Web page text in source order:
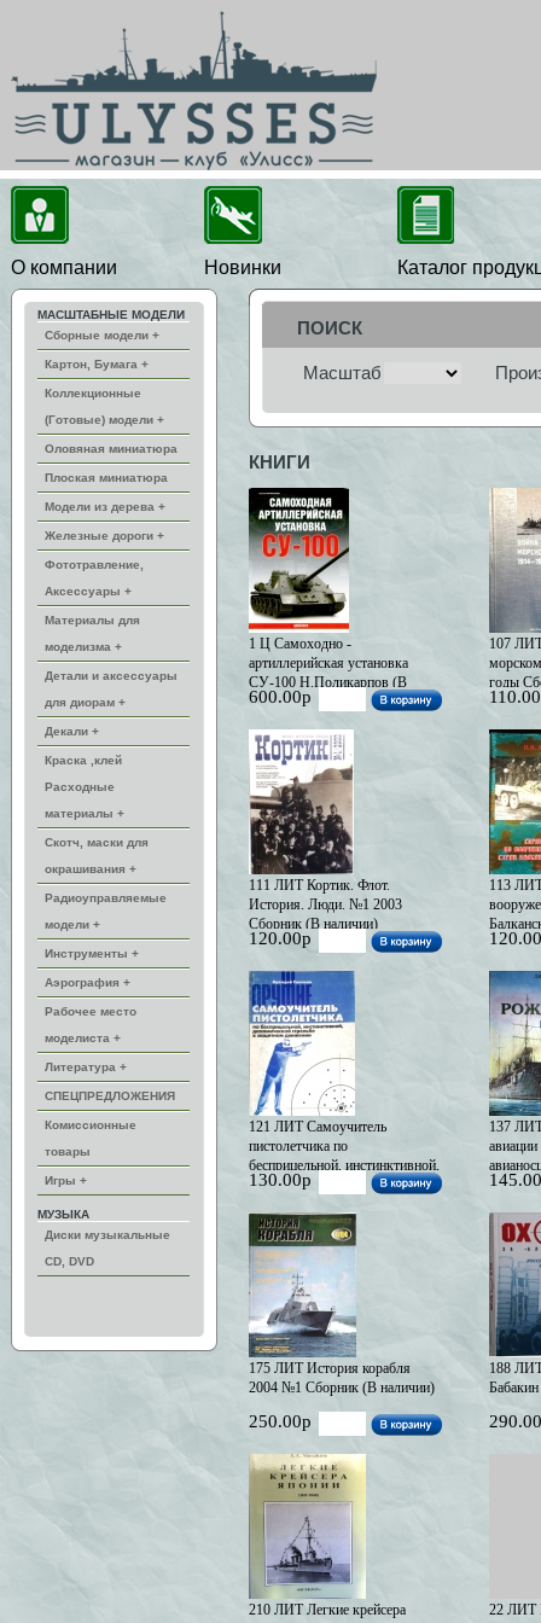
О компании Новинки Каталог
МАСШТАБНЫЕ МОДЕЛИ
Сборные модели +
Картон, Бумага +
Коллекционные
(Готовые) модели +
Оловяная миниатюра
Плоская миниатюра
Модели из дерева +
Железные дороги +
Фототравление,
Аксессуары +
Материалы для
моделизма +
Детали и аксессуары
для диорам +
Декали +
Краска ,клей
Расходные
материалы +
Скотч, маски для
окрашивания +
Радиоуправляемые
модели +
Инструменты +
Аэрография +
Рабочее место
моделиста +
Литература +
СПЕЦПРЕДЛОЖЕНИЯ
Комиссионные
товары
Игры +
МУЗЫКА
Диски музыкальные
CD, DVD
ПОИСК
Масштаб
КНИГИ
1 Ц Самоходно -
артиллерийская установка
СУ-100 Н.Поликарпов (В
наличии)
600.00р
107
годы
111 ЛИТ Кортик. Флот.
История. Люди. №1 2003
Сборник (В наличии)
120.00р
113
П.В. (В
121 ЛИТ Самоучитель
пистолетчика по
бесприцельной, инстинктивной,
динамической стрельбе в
А.С. (В наличии)
130.00р
137
(В
175 ЛИТ История корабля
2004 №1 Сборник (В наличии)
250.00р
188
210 ЛИТ Легкие крейсера
22 ЛИТ